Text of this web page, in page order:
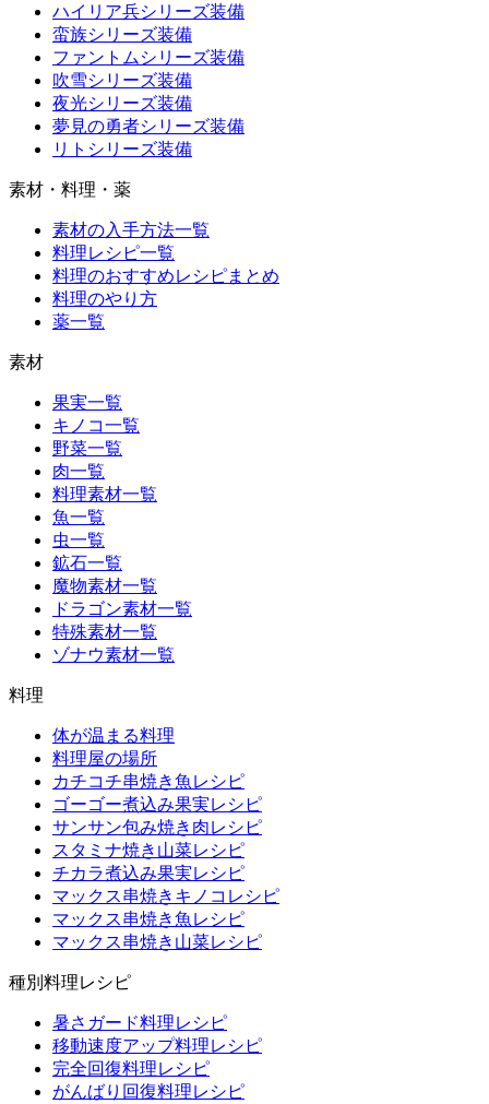
ハイリア兵シリーズ装備
蛮族シリーズ装備
ファントムシリーズ装備
吹雪シリーズ装備
夜光シリーズ装備
夢見の勇者シリーズ装備
リトシリーズ装備
素材・料理・薬
素材の入手方法一覧
料理レシピ一覧
料理のおすすめレシピまとめ
料理のやり方
薬一覧
素材
果実一覧
キノコ一覧
野菜一覧
肉一覧
料理素材一覧
魚一覧
虫一覧
鉱石一覧
魔物素材一覧
ドラゴン素材一覧
特殊素材一覧
ゾナウ素材一覧
料理
体が温まる料理
料理屋の場所
カチコチ串焼き魚レシピ
ゴーゴー煮込み果実レシピ
サンサン包み焼き肉レシピ
スタミナ焼き山菜レシピ
チカラ煮込み果実レシピ
マックス串焼きキノコレシピ
マックス串焼き魚レシピ
マックス串焼き山菜レシピ
種別料理レシピ
暑さガード料理レシピ
移動速度アップ料理レシピ
完全回復料理レシピ
がんばり回復料理レシピ